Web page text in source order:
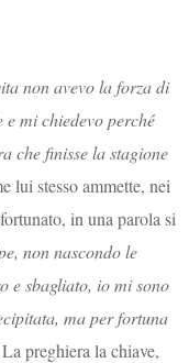
non avevo la forza di
mi chiedevo perché
che finisse la stagione
lui stesso ammette, nei
in una parola si
non nascondo le
e sbagliato, io mi sono
ma per fortuna
preghiera la chiave,